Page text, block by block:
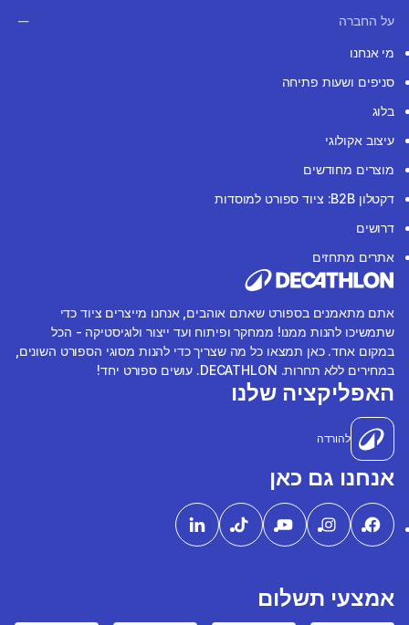
על החברה
מי אנחנו
סניפים ושעות פתיחה
בלוג
עיצוב אקולוגי
מוצרים מחודשים
דקטלון B2B: ציוד ספורט למוסדות
דרושים
אתרים מתחזים
אתם מתאמנים בספורט שאתם אוהבים, אנחנו מייצרים ציוד כדי
שתמשיכו להנות ממנו! ממחקר ופיתוח ועד ייצור ולוגיסטיקה - הכל
במקום אחד. כאן תמצאו כל מה שצריך כדי להנות מסוגי הספורט השונים,
במחירים ללא תחרות. DECATHLON. עושים ספורט יחד!
האפליקציה שלנו
להורדה
אנחנו גם כאן
אמצעי תשלום